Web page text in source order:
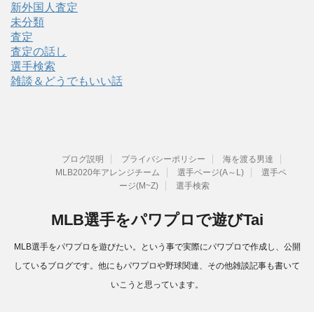
新外国人査定
未分類
査定
査定の話し
選手検索
雑談＆どうでもいい話
ブログ説明 プライバシーポリシー
海を渡る男達
MLB2020年アレンジチーム
選手ページ(A～L)
選手ペ
ージ(M~Z)
選手検索
MLB選手をパワプロで遊びTai
MLB選手をパワプロを遊びたい。という事で実際にパワプロで作成し、公開
しているブログです。他にもパワプロや野球関連、その他雑談記事も書いて
いこうと思っています。